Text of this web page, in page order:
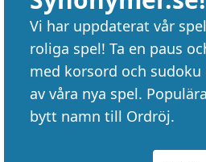
Vi har uppdaterat vår
roliga spel! Ta en paus
med korsord och
av våra nya spel.
bytt namn till Ordröj.